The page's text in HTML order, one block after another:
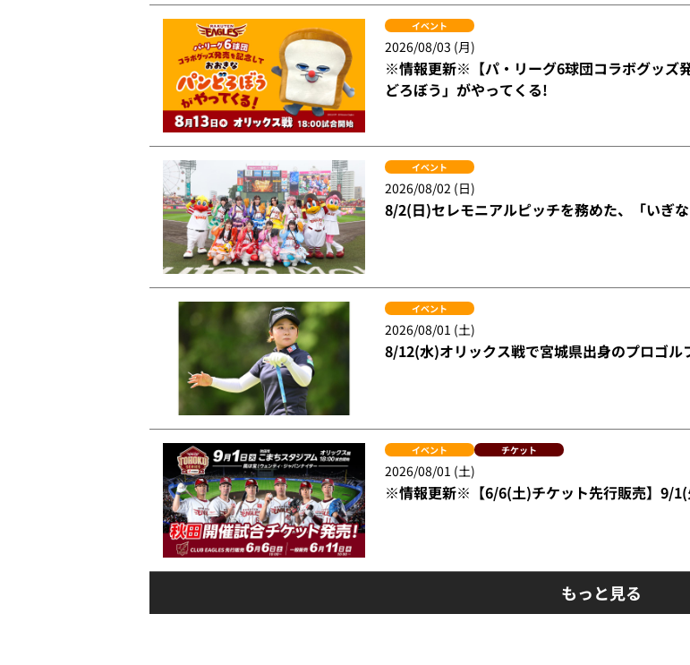
イベント
2026/08/03 (月)
※情報更新※【パ・リーグ6球団コラボグッズ
どろぼう」がやってくる!
イベント
2026/08/02 (日)
8/2(日)セレモニアルピッチを務めた、「いぎ
イベント
2026/08/01 (土)
8/12(水)オリックス戦で宮城県出身のプロゴ
イベント チケット
2026/08/01 (土)
※情報更新※【6/6(土)チケット先行販売】9/1(
もっと見る